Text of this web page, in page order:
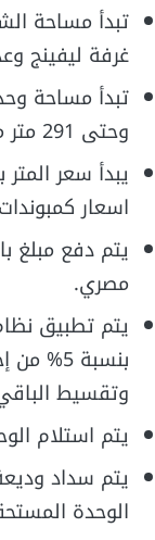
تبدأ مساحة
غرفة ليفينج وعدد 3 حمام به من 150
وحتى 291 متر مربع.
اسعار
مصري.
يتم تطبيق
بنسبة
وتقسيط الباقي على
يتم استلام الوحدات خلال 3
الوحدة